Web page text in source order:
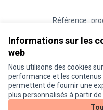
Informations sur les
web
Nous utilisons des cookies
performance et les contenus
permettent de fournir une
plus personnalisés à partir
Référence :
Vérifiez
Conditions d'utilisation
Paramètres des cookies
Je participe ! sur X
(Lien externe)
Je participe ! sur
Je participe ! sur